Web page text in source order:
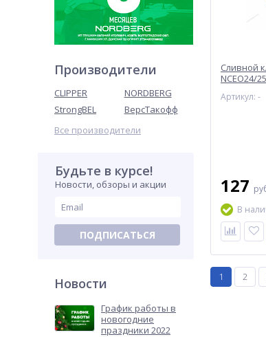
Производители
CLIPPER
NORDBERG
StrongBEL
ВерсТакофф
Все производители
Будьте в курсе!
Новости, обзоры и акции
ПОДПИСАТЬСЯ
Новости
График работы в
новогодние
праздники 2022
Сливной
NCEO24/
Артикул: -
127
В
1 2